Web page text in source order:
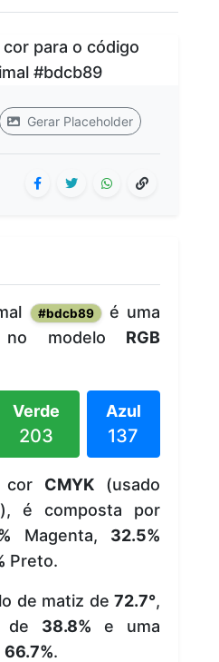
Gerar Placeholder
#bdcb89 é uma
no modelo RGB
Verde
203
Azul
137
cor CMYK(usado
é composta por
Magenta, 32.5%
Preto.
de matiz de 72.7°,
de 38.8% e uma
66.7%.